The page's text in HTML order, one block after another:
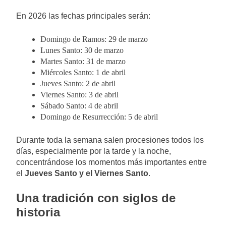
En 2026 las fechas principales serán:
Domingo de Ramos: 29 de marzo
Lunes Santo: 30 de marzo
Martes Santo: 31 de marzo
Miércoles Santo: 1 de abril
Jueves Santo: 2 de abril
Viernes Santo: 3 de abril
Sábado Santo: 4 de abril
Domingo de Resurrección: 5 de abril
Durante toda la semana salen procesiones todos los
días, especialmente por la tarde y la noche,
concentrándose los momentos más importantes entre
el Jueves Santo y el Viernes Santo.
Una tradición con siglos de
historia